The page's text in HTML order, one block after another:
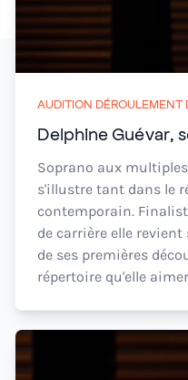
AUDITION DÉROULEMENT
Delphine Guévar,
Soprano aux
s'illustre tant dans le
contemporain.
de carrière elle
de ses premières
répertoire qu'elle